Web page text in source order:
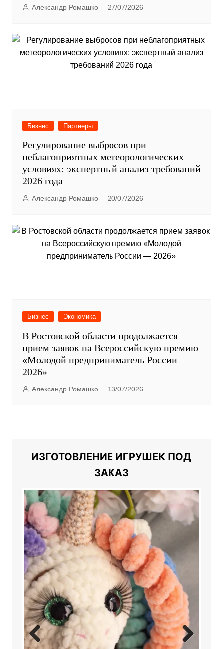
Александр Ромашко 27/07/2026
Бизнес Партнеры
Регулирование выбросов при
неблагоприятных метеорологических
условиях: экспертный анализ требований
2026 года
Александр Ромашко 20/07/2026
Бизнес Экономика
В Ростовской области продолжается
прием заявок на Всероссийскую премию
«Молодой предприниматель России —
2026»
Александр Ромашко 13/07/2026
ИЗГОТОВЛЕНИЕ ИГРУШЕК ПОД
ЗАКАЗ